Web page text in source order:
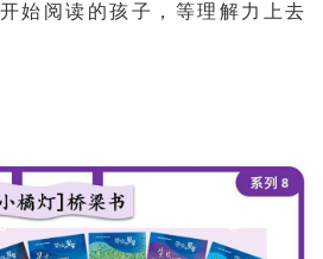
始阅读的孩子，等理解力上去